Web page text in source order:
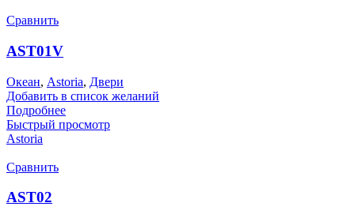
Сравнить
AST01V
Океан, Astoria, Двери
Добавить в список желаний
Подробнее
Быстрый просмотр
Astoria
Сравнить
AST02